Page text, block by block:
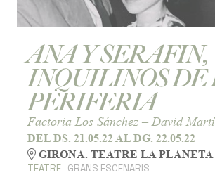
ANA Y SERAFIN,
INQUILINOS DE
PERIFERIA
Factoria Los Sánchez – David
DEL DS. 21.05.22 AL DG. 22.05.22
GIRONA. TEATRE LA PLANETA
TEATRE GRANS ESCENARIS